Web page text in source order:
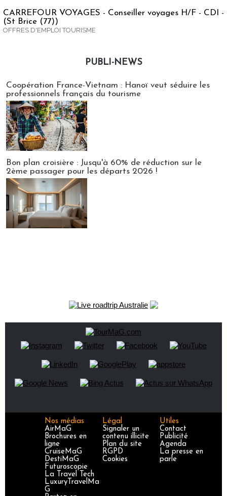
CARREFOUR VOYAGES - Conseiller voyages H/F - CDI -
(St Brice (77))
OFFRES D'EMPLOI TOURISME
PUBLI-NEWS
Coopération France-Vietnam : Hanoï veut séduire les
professionnels français du tourisme
Bon plan croisière : Jusqu'à 60% de réduction sur le
2ème passager pour les départs 2026 !
Nos médias
AirMaG
Brochures en
ligne
CruiseMaG
DestiMaG
Futuroscopie
La Travel Tech
LuxuryTravelMa
G
Légal
Signaler un
contenu illicite
Plan du site
RGPD
Cookies
Utiles
Contact
Publicité
Agenda
La presse en
parle